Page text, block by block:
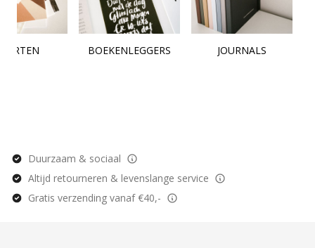
BOEKENLEGGERS JOURNALS
Duurzaam & sociaal
Altijd retourneren & levenslange service
Gratis verzending vanaf €40,-